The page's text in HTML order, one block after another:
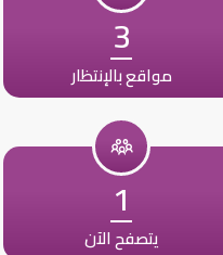
3
مواقع بالإنتظار
1
يتصفح الآن